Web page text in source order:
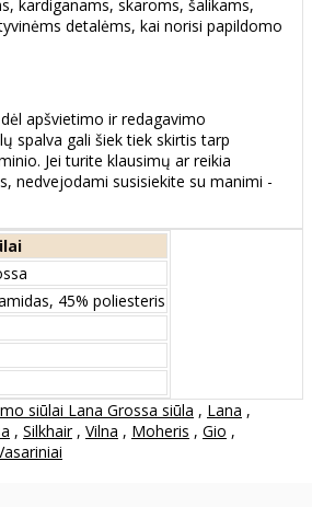
kardiganams, skaroms, šalikams,
detalėms, kai norisi papildomo
apšvietimo ir redagavimo
spalva gali šiek tiek skirtis tarp
Jei turite klausimų ar reikia
nedvejodami susisiekite su manimi -
45% poliesteris
siūlai Lana Grossa siūla , Lana ,
, Silkhair, Vilna , Moheris , Gio ,